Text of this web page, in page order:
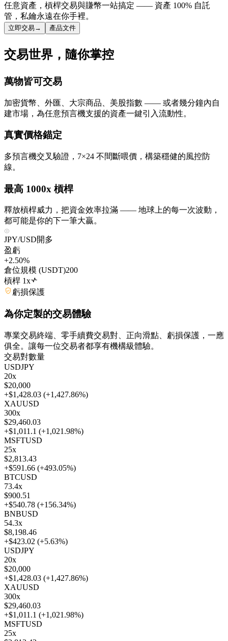
任意資產，槓桿交易與賺幣一站搞定 —— 資產 100% 自託
管，私鑰永遠在你手裡。
立即交易 → 產品文件
交易世界，隨你掌控
萬物皆可交易
加密貨幣、外匯、大宗商品、美股指數 —— 或者幾分鐘內自
建市場，為任意預言機支援的資產一鍵引入流動性。
真實價格錨定
多預言機交叉驗證，7×24 不間斷喂價，構築穩健的風控防
線。
最高 1000x 槓桿
釋放槓桿威力，把資金效率拉滿 —— 地球上的每一次波動，
都可能是你的下一筆大贏。
JPY/USD開多
盈虧
+2.50%
倉位規模 (USDT)200
槓桿 1x
虧損保護
為你定製的交易體驗
專業交易終端、零手續費交易對、正向滑點、虧損保護，一應
俱全。讓每一位交易者都享有機構級體驗。
交易對數量
USDJPY
20x
$20,000
+$1,428.03 (+1,427.86%)
XAUUSD
300x
$29,460.03
+$1,011.1 (+1,021.98%)
MSFTUSD
25x
$2,813.43
+$591.66 (+493.05%)
BTCUSD
73.4x
$900.51
+$540.78 (+156.34%)
BNBUSD
54.3x
$8,198.46
+$423.02 (+5.63%)
USDJPY
20x
$20,000
+$1,428.03 (+1,427.86%)
XAUUSD
300x
$29,460.03
+$1,011.1 (+1,021.98%)
MSFTUSD
25x